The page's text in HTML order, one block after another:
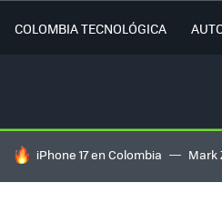
COLOMBIA TECNOLÓGICA
HOY SE HABLA DE
iPhone 17 en Colombia Mark